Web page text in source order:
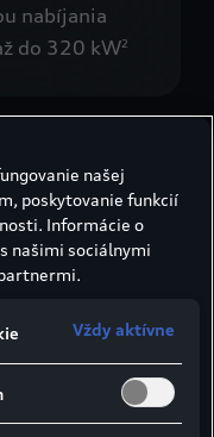
nabíjania
do 320 kW2
radu e-tron GT.
dynamiku.
a silný pohon sa
GT quattro .
našej
poskytovanie funkcií
Informácie o
našimi sociálnymi
Vždy aktívne